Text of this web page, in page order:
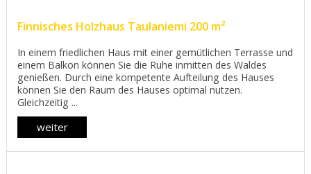
Finnisches Holzhaus Taulaniemi 200 m²
In einem friedlichen Haus mit einer gemütlichen Terrasse und
einem Balkon können Sie die Ruhe inmitten des Waldes
genießen. Durch eine kompetente Aufteilung des Hauses
können Sie den Raum des Hauses optimal nutzen.
Gleichzeitig ...
weiter